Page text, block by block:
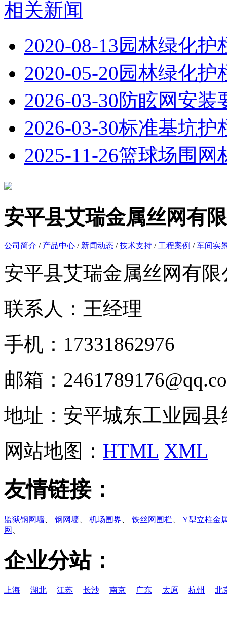
相关新闻
2020-08-13园林绿化护
2020-05-20园林绿化护
2026-03-30防眩网安装
2026-03-30标准基坑护
2025-11-26篮球场围网
安平县艾瑞金属丝网有
公司简介 / 产品中心 / 新闻动态 /技术支持 / 工程案例 /车间实
安平县艾瑞金属丝网有限
联系人：王经理
手机：17331862976
邮箱：
地址：安平城东工业园县
网站地图： HTML XML
友情链接：
监狱钢网墙 钢网墙 机场围界 铁丝网围栏
Y型立柱金
网
企业分站：
上海 湖北 江苏 长沙 南京 广东 太原 杭州 北